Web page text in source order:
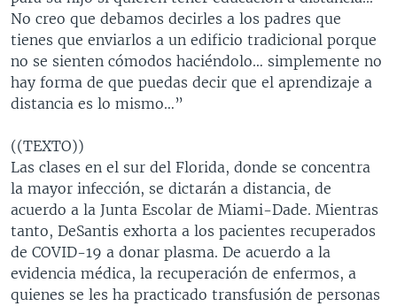
No creo que debamos decirles a los padres que
tienes que enviarlos a un edificio tradicional porque
no se sienten cómodos haciéndolo… simplemente no
hay forma de que puedas decir que el aprendizaje a
distancia es lo mismo…”
((TEXTO))
Las clases en el sur del Florida, donde se concentra
la mayor infección, se dictarán a distancia, de
acuerdo a la Junta Escolar de Miami-Dade. Mientras
tanto, DeSantis exhorta a los pacientes recuperados
de COVID-19 a donar plasma. De acuerdo a la
evidencia médica, la recuperación de enfermos, a
quienes se les ha practicado transfusión de personas